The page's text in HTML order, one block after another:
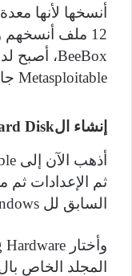
أنسخها لأنها
12 ملف أنسخهم وألصقهم في مكان الجهاز ال
BeeBox، أصبح
Metasploitable
إنشاء الHard Disk
أذهب الآن إلى
ثم الإعدادات
السابق لل
وأختار Hardware
المجلد الخاص